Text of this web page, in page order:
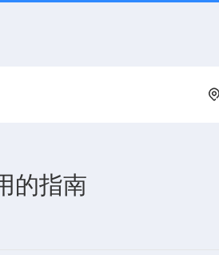
的指南